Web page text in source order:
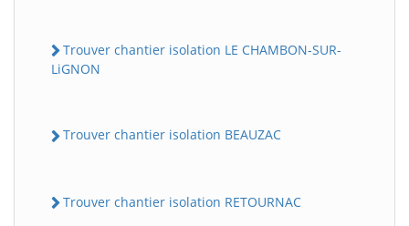
Trouver chantier isolation LE CHAMBON-SUR-
LiGNON
Trouver chantier isolation BEAUZAC
Trouver chantier isolation RETOURNAC